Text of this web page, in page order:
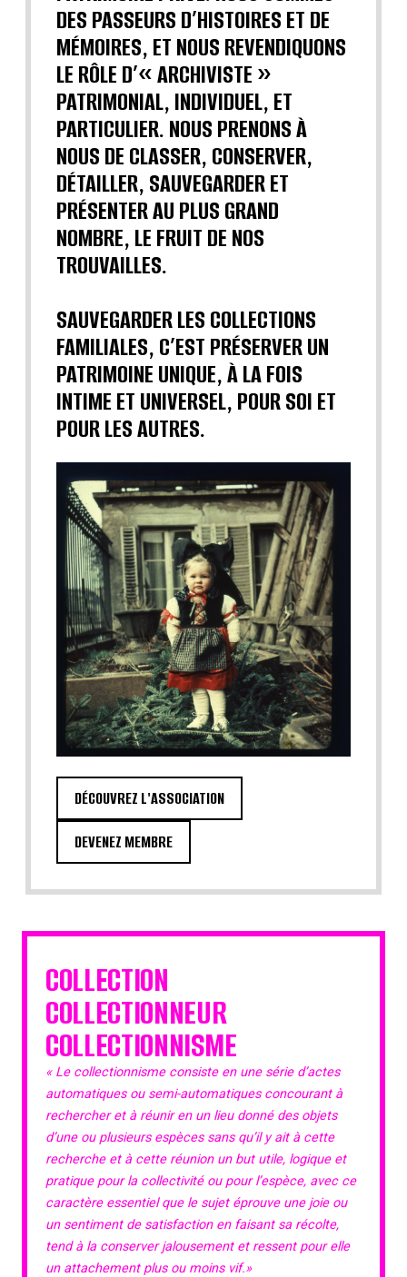
DES PASSEURS D’HISTOIRES ET DE
MÉMOIRES, ET NOUS REVENDIQUONS
LE RÔLE D’« ARCHIVISTE »
PATRIMONIAL, INDIVIDUEL, ET
PARTICULIER. NOUS PRENONS À
NOUS DE CLASSER, CONSERVER,
DÉTAILLER, SAUVEGARDER ET
PRÉSENTER AU PLUS GRAND
NOMBRE, LE FRUIT DE NOS
TROUVAILLES.
SAUVEGARDER LES COLLECTIONS
FAMILIALES, C’EST PRÉSERVER UN
PATRIMOINE UNIQUE, À LA FOIS
INTIME ET UNIVERSEL, POUR SOI ET
POUR LES AUTRES.
DÉCOUVREZ L'ASSOCIATION
DEVENEZ MEMBRE
COLLECTION
COLLECTIONNEUR
COLLECTIONNISME
« Le collectionnisme consiste en une série d’actes
automatiques ou semi-automatiques concourant à
rechercher et à réunir en un lieu donné des objets
d’une ou plusieurs espèces sans qu’il y ait à cette
recherche et à cette réunion un but utile, logique et
pratique pour la collectivité ou pour l’espèce, avec ce
caractère essentiel que le sujet éprouve une joie ou
un sentiment de satisfaction en faisant sa récolte,
tend à la conserver jalousement et ressent pour elle
un attachement plus ou moins vif.»